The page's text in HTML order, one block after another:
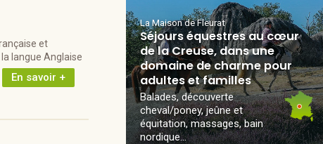
et
langue Anglaise
En savoir +
La Maison de Fleurat
Séjours équestres au cœur
de la Creuse, dans une
domaine de charme pour
adultes et familles
Balades, découverte
cheval/poney, jeûne et
équitation, massages, bain
nordique...